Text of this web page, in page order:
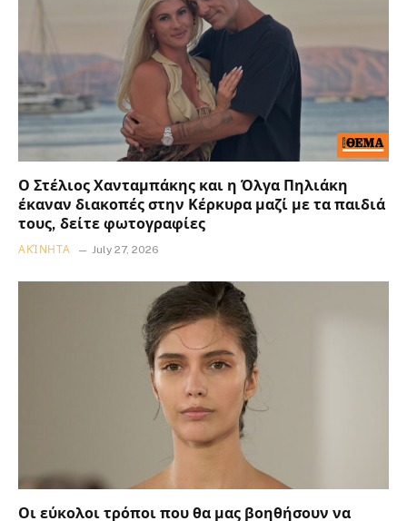
Ο Στέλιος Χανταμπάκης και η Όλγα Πηλιάκη
έκαναν διακοπές στην Κέρκυρα μαζί με τα παιδιά
τους, δείτε φωτογραφίες
ΑΚΊΝΗΤΑ July 27, 2026
Οι εύκολοι τρόποι που θα μας βοηθήσουν να